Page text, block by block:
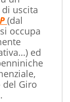
uscita
(dal
occupa
ed
Giro